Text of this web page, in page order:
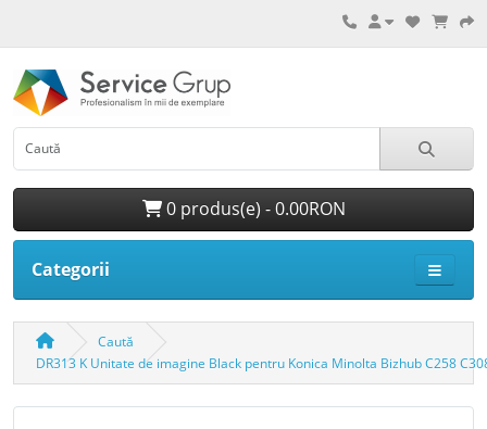
0 produs(e) - 0.00RON
Categorii
Caută
DR313 K Unitate de imagine Black pentru Konica Minolta Bizhub C258